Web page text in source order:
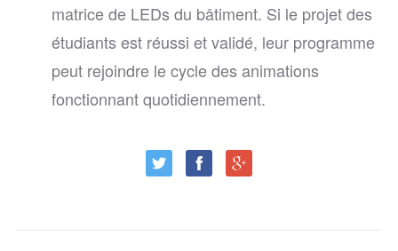
matrice de LEDs du bâtiment. Si le projet des
étudiants est réussi et validé, leur programme
peut rejoindre le cycle des animations
fonctionnant quotidiennement.